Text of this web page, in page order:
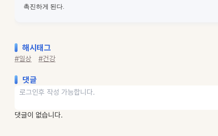
촉진하게 된다.
해시태그
#일상 #건강
댓글
댓글이 없습니다.